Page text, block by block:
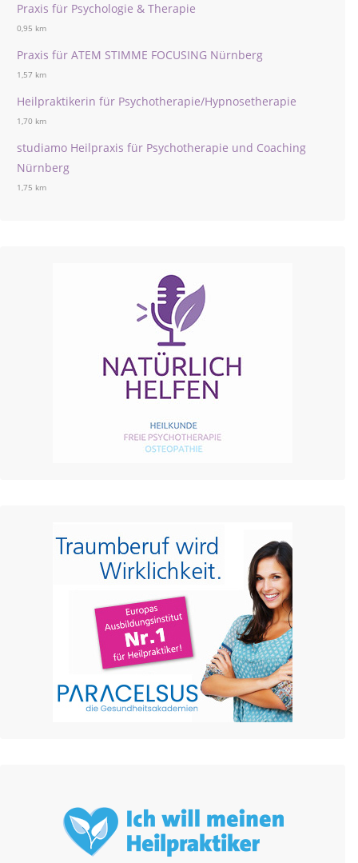
Praxis für Psychologie & Therapie
0,95 km
Praxis für ATEM STIMME FOCUSING Nürnberg
1,57 km
Heilpraktikerin für Psychotherapie/Hypnosetherapie
1,70 km
studiamo Heilpraxis für Psychotherapie und Coaching
Nürnberg
1,75 km